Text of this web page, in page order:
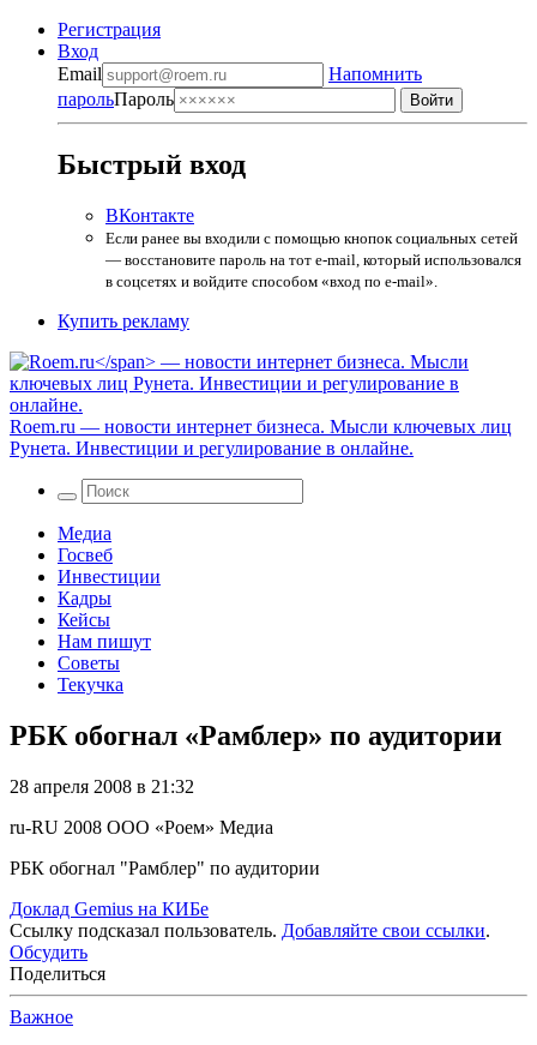
Регистрация
Вход
Email
Напомнить
парольПароль
Быстрый вход
ВКонтакте
Если ранее вы входили с помощью кнопок социальных сетей
— восстановите пароль на тот e-mail, который использовался
в соцсетях и войдите способом «вход по e-mail».
Купить рекламу
Roem.ru — новости интернет бизнеса. Мысли ключевых лиц
Рунета. Инвестиции и регулирование в онлайне.
Медиа
Госвеб
Инвестиции
Кадры
Кейсы
Нам пишут
Советы
Текучка
РБК обогнал «Рамблер» по аудитории
28 апреля 2008 в 21:32
ru-RU 2008 ООО «Роем» Медиа
РБК обогнал "Рамблер" по аудитории
Доклад Gemius на КИБе
Ссылку подсказал пользователь. Добавляйте свои ссылки.
Обсудить
Поделиться
Важное